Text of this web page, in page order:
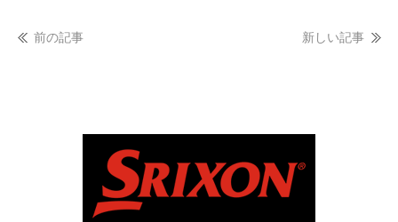
前の記事 新しい記事